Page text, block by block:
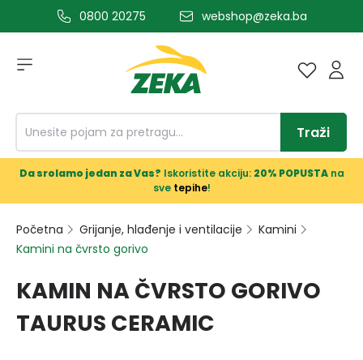
glavni sadržaj0800 20275 webshop@zeka.ba
Traži
Da srolamo jedan za Vas? Iskoristite akciju: 20% POPUSTAna
sve tepihe!
Početna Grijanje, hlađenje i ventilacije
Kamini
Kamini na čvrsto gorivo
KAMIN NA ČVRSTO GORIVO
TAURUS CERAMIC